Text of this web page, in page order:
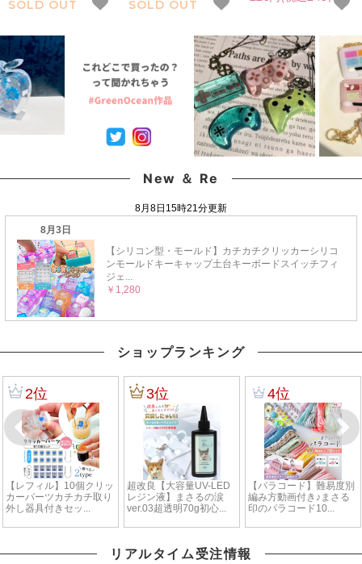
ル♪ 《デニムブル
入パーツ シェイカー 激
安 デコパーツ まさるの
涙
SOLD OUT
支援 夏休み レジン 封
GreenOceanオリジナ
SOLD OUT
ワー レジン封入素材 封
GreenOceanオリジナ
ルブレンド♪《選べる
18色》
New ＆ Re
ショップランキング
リアルタイム受注情報